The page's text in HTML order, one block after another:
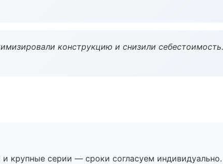
конструкцию и снизили себестоимость.
крупные серии — сроки согласуем индивидуально.